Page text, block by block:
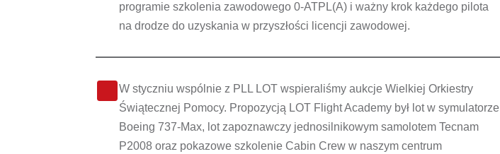
programie szkolenia zawodowego 0‑ATPL(A) i ważny krok każdego pilota
na drodze do uzyskania w przyszłości licencji zawodowej.
W styczniu wspólnie z PLL LOT wspieraliśmy aukcje Wielkiej Orkiestry
Świątecznej Pomocy. Propozycją LOT Flight Academy był lot w symulatorze
Boeing 737-Max, lot zapoznawczy jednosilnikowym samolotem Tecnam
P2008 oraz pokazowe szkolenie Cabin Crew w naszym centrum